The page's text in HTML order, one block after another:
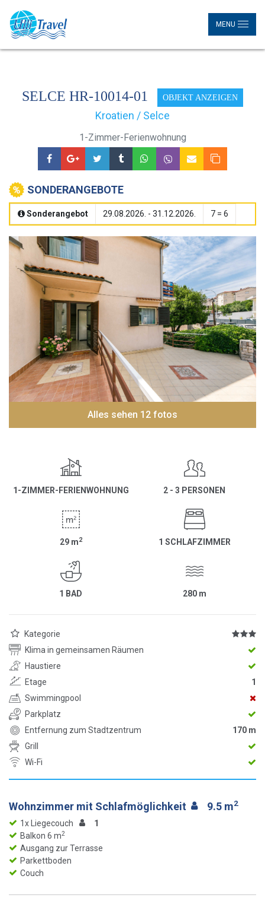
MENU
SELCE HR-10014-01 OBJEKT ANZEIGEN
Kroatien / Selce
1-Zimmer-Ferienwohnung
SONDERANGEBOTE
Sonderangebot 29.08.2026. - 31.12.2026. 7 = 6
Alles sehen 12 fotos
1-ZIMMER-FERIENWOHNUNG 2 - 3 PERSONEN
29 m2 1 SCHLAFZIMMER
1 BAD 280 m
Kategorie
Klima in gemeinsamen Räumen
Haustiere
Etage
1
Swimmingpool
Parkplatz
Entfernung zum Stadtzentrum
170 m
Grill
Wi-Fi
Wohnzimmer mit Schlafmöglichkeit 9.5 m2
1x Liegecouch
1
Balkon 6 m2
Ausgang zur Terrasse
Parkettboden
Couch